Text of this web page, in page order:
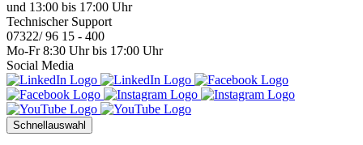
und 13:00 bis 17:00 Uhr
Technischer Support
07322/ 96 15 - 400
Mo-Fr 8:30 Uhr bis 17:00 Uhr
Social Media
Schnellauswahl